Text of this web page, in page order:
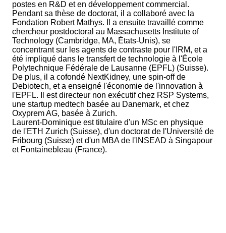
postes en R&D et en développement commercial.
Pendant sa thèse de doctorat, il a collaboré avec la
Fondation Robert Mathys. Il a ensuite travaillé comme
chercheur postdoctoral au Massachusetts Institute of
Technology (Cambridge, MA, États-Unis), se
concentrant sur les agents de contraste pour l'IRM, et a
été impliqué dans le transfert de technologie à l'École
Polytechnique Fédérale de Lausanne (EPFL) (Suisse).
De plus, il a cofondé NextKidney, une spin-off de
Debiotech, et a enseigné l'économie de l'innovation à
l'EPFL. Il est directeur non exécutif chez RSP Systems,
une startup medtech basée au Danemark, et chez
Oxyprem AG, basée à Zurich.
Laurent-Dominique est titulaire d'un MSc en physique
de l'ETH Zurich (Suisse), d'un doctorat de l'Université de
Fribourg (Suisse) et d'un MBA de l'INSEAD à Singapour
et Fontainebleau (France).